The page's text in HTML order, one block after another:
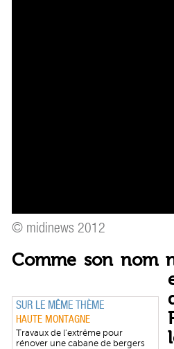
© midinews 2012
SUR LE MÊME THÈME
HAUTE MONTAGNE
Travaux de l'extrême pour
rénover une cabane de bergers
Comme son nom